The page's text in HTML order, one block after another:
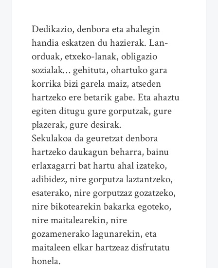
Dedikazio, denbora eta ahalegin
handia eskatzen du hazierak. Lan-
orduak, etxeko-lanak, obligazio
sozialak… gehituta, ohartuko gara
korrika bizi garela maiz, atseden
hartzeko ere betarik gabe. Eta ahaztu
egiten ditugu gure gorputzak, gure
plazerak, gure desirak.
Sekulakoa da geuretzat denbora
hartzeko daukagun beharra, bainu
erlaxagarri bat hartu ahal izateko,
adibidez, nire gorputza laztantzeko,
esaterako, nire gorputzaz gozatzeko,
nire bikotearekin bakarka egoteko,
nire maitalearekin, nire
gozamenerako lagunarekin, eta
maitaleen elkar hartzeaz disfrutatu
honela.